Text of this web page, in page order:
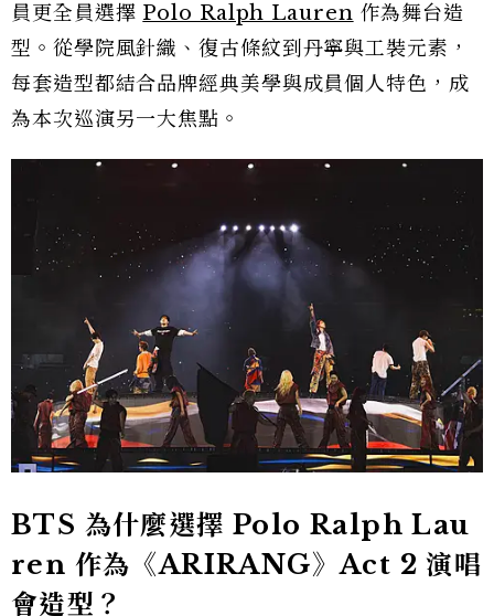
員更全員選擇 Polo Ralph Lauren 作為舞台造
型。從學院風針織、復古條紋到丹寧與工裝元素，
每套造型都結合品牌經典美學與成員個人特色，成
為本次巡演另一大焦點。
BTS 為什麼選擇 Polo Ralph Lau
ren 作為《ARIRANG》Act 2 演唱
會造型？